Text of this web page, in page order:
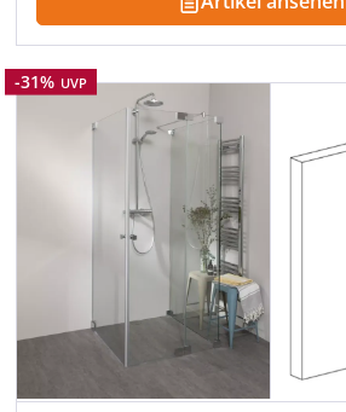
Rabatt
-31% UVP